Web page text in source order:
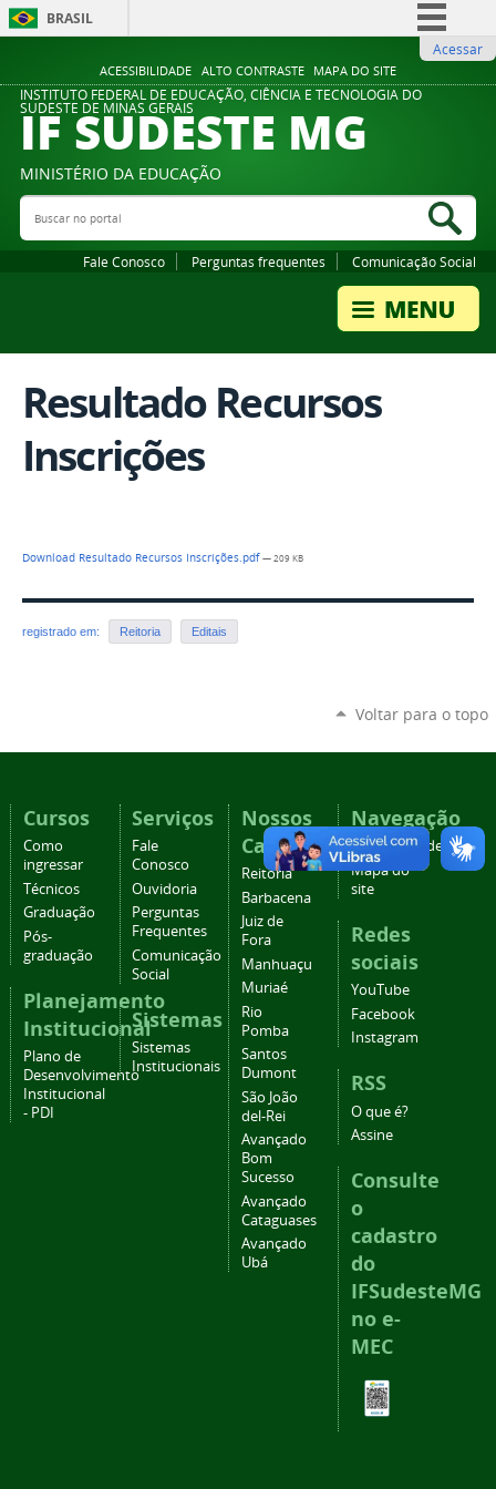
ACESSIBILIDADE ALTO CONTRASTE MAPA DO SITE
BRASIL
Comunica BR
Participe
Legislação
Acessar
INSTITUTO FEDERAL DE EDUCAÇÃO, CIÊNCIA E TECNOLOGIA DO
SUDESTE DE MINAS GERAIS
IF SUDESTE MG
MINISTÉRIO DA EDUCAÇÃO
Buscar no portal
Fale Conosco Perguntas frequentes Comunicação Social
Resultado Recursos
Inscrições
Download Resultado Recursos Inscrições.pdf— 209 KB
registrado em: Reitoria Editais
Voltar para o topo
Cursos
Como
ingressar
Técnicos
Graduação
Pós-
graduação
Planejamento
Institucional
Plano de
Desenvolvimento
Institucional
- PDI
Serviços
Fale
Conosco
Ouvidoria
Perguntas
Frequentes
Comunicação
Social
Sistemas
Sistemas
Institucionais
Nossos
Campi
Reitoria
Barbacena
Juiz de
Fora
Manhuaçu
Muriaé
Rio
Pomba
Santos
Dumont
São João
del-Rei
Avançado
Bom
Sucesso
Avançado
Cataguases
Avançado
Ubá
Navegação
Acessibilidade
Mapa do
site
Redes
sociais
YouTube
Facebook
Instagram
RSS
O que é?
Assine
Consulte
o
cadastro
do
IFSudesteMG
no e-
MEC